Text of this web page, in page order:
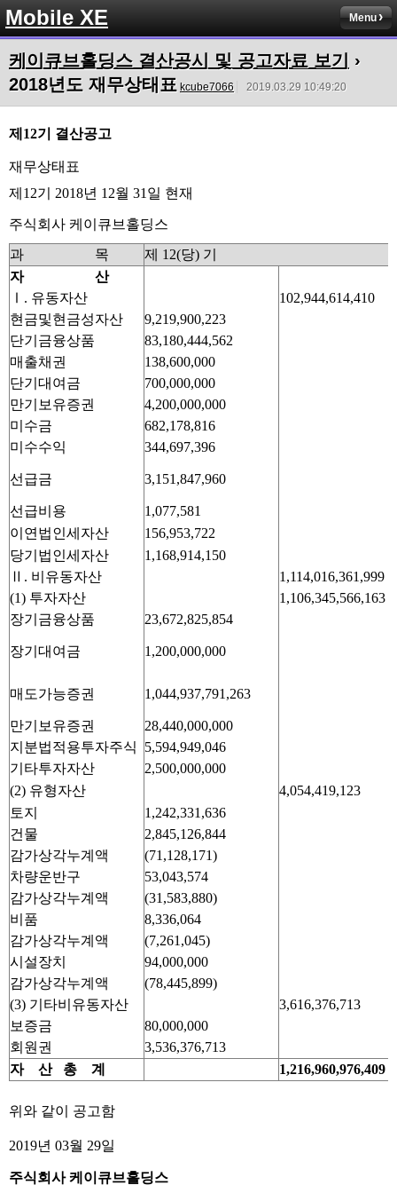
Mobile XE Menu
케이큐브홀딩스 결산공시 및 공고자료 보기
›
2018년도 재무상태표 kcube7066 2019.03.29 10:49:20
제12기 결산공고
재무상태표
제12기 2018년 12월 31일 현재
주식회사 케이큐브홀딩스
과 목
제 12(당) 기
자 산
Ⅰ. 유동자산
102,944,614,410
현금및현금성자산
9,219,900,223
단기금융상품
83,180,444,562
매출채권
138,600,000
단기대여금
700,000,000
만기보유증권
4,200,000,000
미수금
682,178,816
미수수익
344,697,396
선급금 3,151,847,960
선급비용
1,077,581
이연법인세자산
156,953,722
당기법인세자산
1,168,914,150
Ⅱ. 비유동자산
1,114,016,361,999
(1) 투자자산
1,106,345,566,163
장기금융상품
23,672,825,854
장기대여금 1,200,000,000
매도가능증권 1,044,937,791,263
만기보유증권
28,440,000,000
지분법적용투자주식
5,594,949,046
기타투자자산
2,500,000,000
(2) 유형자산
4,054,419,123
토지
1,242,331,636
건물
2,845,126,844
감가상각누계액
(71,128,171)
차량운반구
53,043,574
감가상각누계액
(31,583,880)
비품
8,336,064
감가상각누계액
(7,261,045)
시설장치
94,000,000
감가상각누계액
(78,445,899)
(3) 기타비유동자산
3,616,376,713
보증금
80,000,000
회원권
3,536,376,713
자
산 총 계 1,216,960,976,409
위와 같이 공고함
2019년 03월 29일
주식회사 케이큐브홀딩스